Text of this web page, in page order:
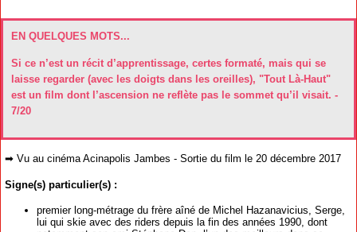
EN QUELQUES MOTS...
Si ce n’est un récit d’apprentissage, certes formaté, mais qui se
laisse regarder (avec les doigts dans les oreilles), "Tout Là-Haut"
est un film dont l’ascension ne reflète pas le sommet qu’il visait. -
7/20
➡ Vu au cinéma Acinapolis Jambes - Sortie du film le 20 décembre 2017
Signe(s) particulier(s) :
premier long-métrage du frère aîné de Michel Hazanavicius, Serge,
lui qui skie avec des riders depuis la fin des années 1990, dont